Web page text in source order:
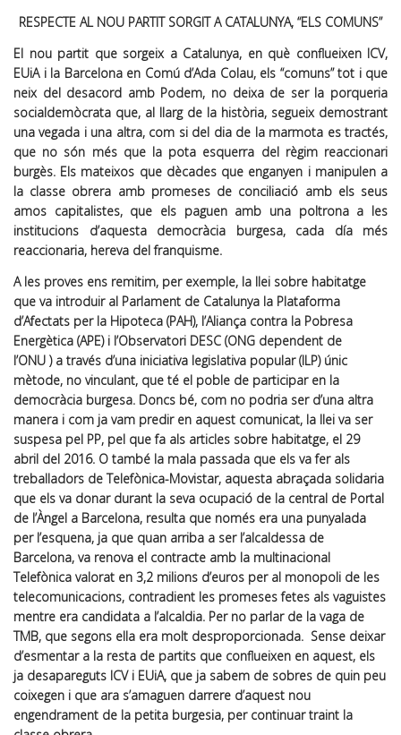
RESPECTE AL NOU PARTIT SORGIT A CATALUNYA, “ELS COMUNS”
El nou partit que sorgeix a Catalunya, en què conflueixen ICV,
EUiA i la Barcelona en Comú d’Ada Colau, els “comuns” tot i que
neix del desacord amb Podem, no deixa de ser la porqueria
socialdemòcrata que, al llarg de la història, segueix demostrant
una vegada i una altra, com si del dia de la marmota es tractés,
que no són més que la pota esquerra del règim reaccionari
burgès. Els mateixos que dècades que enganyen i manipulen a
la classe obrera amb promeses de conciliació amb els seus
amos capitalistes, que els paguen amb una poltrona a les
institucions d’aquesta democràcia burgesa, cada día més
reaccionaria, hereva del franquisme.
A les proves ens remitim, per exemple, la llei sobre habitatge
que va introduir al Parlament de Catalunya la Plataforma
d’Afectats per la Hipoteca (PAH), l’Aliança contra la Pobresa
Energètica (APE) i l’Observatori DESC (ONG dependent de
l’ONU ) a través d’una iniciativa legislativa popular (ILP) únic
mètode, no vinculant, que té el poble de participar en la
democràcia burgesa. Doncs bé, com no podria ser d’una altra
manera i com ja vam predir en aquest comunicat, la llei va ser
suspesa pel PP, pel que fa als articles sobre habitatge, el 29
abril del 2016. O també la mala passada que els va fer als
treballadors de Telefònica-Movistar, aquesta abraçada solidaria
que els va donar durant la seva ocupació de la central de Portal
de l’Àngel a Barcelona, resulta que només era una punyalada
per l’esquena, ja que quan arriba a ser l’alcaldessa de
Barcelona, va renova el contracte amb la multinacional
Telefònica valorat en 3,2 milions d’euros per al monopoli de les
telecomunicacions, contradient les promesesfetes als vaguistes
mentre era candidata a l’alcaldia. Per no parlar de la vaga de
TMB, que segons ella era molt desproporcionada. Sense deixar
d’esmentar a la resta de partits que conflueixen en aquest, els
ja desapareguts ICV i EUiA, que ja sabem de sobres de quin peu
coixegen i que ara s’amaguen darrere d’aquest nou
engendrament de la petita burgesia, per continuar traint la